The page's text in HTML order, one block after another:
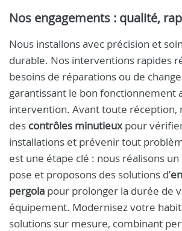
Nos engagements : qualité,
Nous installons avec précision et
durable. Nos interventions rapides
besoins de réparations ou de
garantissant le bon fonctionnement
intervention. Avant toute réception,
des contrôles minutieuxpour
installations et prévenir tout
est une étape clé : nous réalisons
pose et proposons des solutions d’
pergola pour prolonger la durée de
équipement. Modernisez votre
solutions sur mesure, combinant